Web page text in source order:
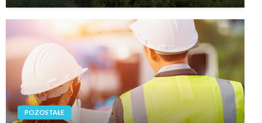
POZOSTAŁE